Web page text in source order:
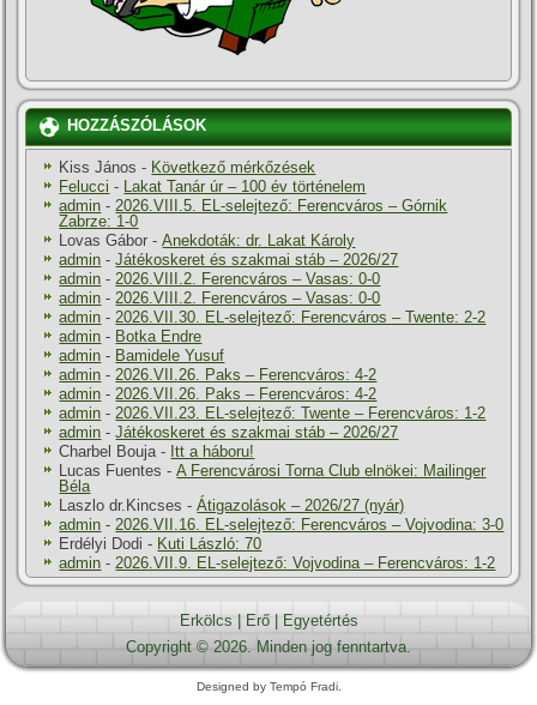
HOZZÁSZÓLÁSOK
Kiss János - Következő mérkőzések
Felucci -
Lakat Tanár úr – 100 év történelem
admin - 2026.VIII.5. EL-selejtező: Ferencváros – Górnik
Zabrze: 1-0
Lovas Gábor -Anekdoták: dr. Lakat Károly
admin -Játékoskeret és szakmai stáb – 2026/27
admin - 2026.VIII.2. Ferencváros – Vasas: 0-0
admin - 2026.VIII.2. Ferencváros – Vasas: 0-0
admin - 2026.VII.30. EL-selejtező: Ferencváros – Twente: 2-2
admin - Botka Endre
admin - Bamidele Yusuf
admin - 2026.VII.26. Paks – Ferencváros: 4-2
admin - 2026.VII.26. Paks – Ferencváros: 4-2
admin - 2026.VII.23. EL-selejtező: Twente – Ferencváros: 1-2
admin -Játékoskeret és szakmai stáb – 2026/27
Charbel Bouja - Itt a háboru!
Lucas Fuentes -A Ferencvárosi Torna Club elnökei: Mailinger
Béla
Laszlo dr.Kincses -Átigazolások – 2026/27 (nyár)
admin - 2026.VII.16. EL-selejtező: Ferencváros – Vojvodina: 3-0
Erdélyi Dodi - Kuti László: 70
admin - 2026.VII.9. EL-selejtező: Vojvodina – Ferencváros: 1-2
Erkölcs Erő|
Egyetértés
Copyright © 2026. Minden jog fenntartva.
Designed by Tempó Fradi.